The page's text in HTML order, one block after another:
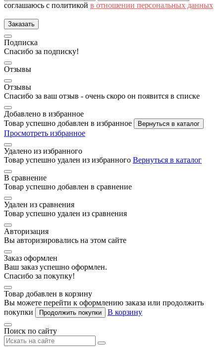
соглашаюсь с политикой в отношении персональных данных
Заказать
Подписка
Спасибо за подписку!
Отзывы
Отзывы
Спасибо за ваш отзыв - очень скоро он появится в списке
Добавлено в избранное
Товар успешно добавлен в избранное
Вернуться в каталог
Просмотреть избранное
Удалено из избранного
Товар успешно удален из избранного Вернуться в каталог
В сравнение
Товар успешно добавлен в сравнение
Удален из сравнения
Товар успешно удален из сравнения
Авторизация
Вы авторизировались на этом сайте
Заказ оформлен
Ваш заказ успешно оформлен.
Спасибо за покупку!
Товар добавлен в корзину
Вы можете перейти к оформлению заказа или продолжить
покупки
Продолжить покупки В корзину
Поиск по сайту